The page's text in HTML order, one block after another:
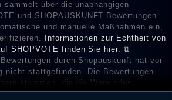
sammelt über die unabhängigen
und SHOPAUSKUNFT Bewertungen.
und manuelle Maßnahmen ein,
Informationen zur Echtheit von
SHOPVOTE finden Sie hier. ⧉
durch Shopauskunft hat vor
nicht stattgefunden. Die Bewertungen
stammen, die die Ware oder
erworben oder genutzt haben. Nach